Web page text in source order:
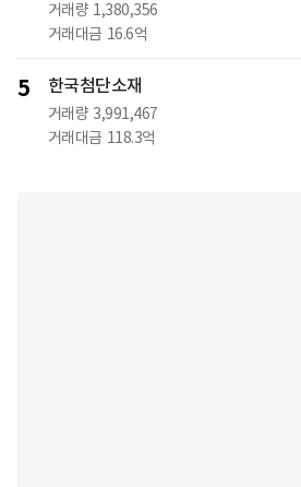
거래량 1,380,356
거래대금 16.6억
5 한국첨단소재
거래량 3,991,467
거래대금 118.3억